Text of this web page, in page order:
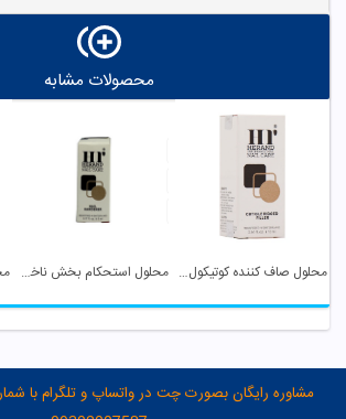
محصولات مشابه
محلول صاف کننده کوتیکول ناخن هراند محلول استحکام بخش ناخن هراند